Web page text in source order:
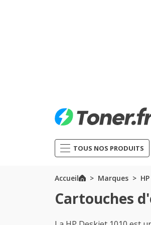
TOUS NOS PRODUITS
Accueil Marques HP
Cartouches